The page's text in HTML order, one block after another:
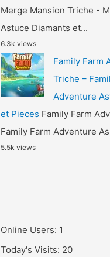
Merge Mansion Triche -
Astuce Diamants et...
6.3k views
Family Farm
Triche –
Adventure
et Pieces Family Farm
Family Farm Adventure
5.5k views
Online Users: 1
Today's Visits: 20